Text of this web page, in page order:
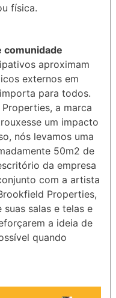
física.
comunidade
aproximam
externos em
para todos.
a marca
um impacto
nós levamos uma
50m2 de
da empresa
com a artista
Properties,
salas e telas e
a ideia de
quando